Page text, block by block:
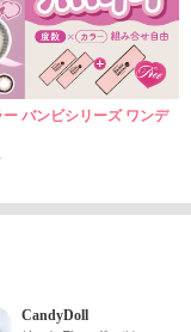
バンビシリーズ ワンデ